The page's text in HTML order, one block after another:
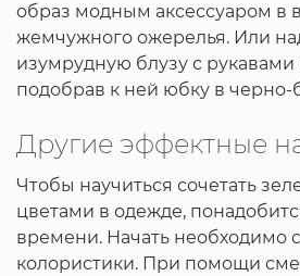
образ модным аксессуаром в
жемчужного ожерелья. Или
изумрудную блузу с рукавами
подобрав к ней юбку в черно-
Другие эффектные
Чтобы научиться сочетать
цветами в одежде,
времени. Начать необходимо
колористики. При помощи